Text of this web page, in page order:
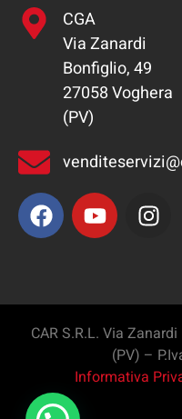
CGA
Via Zanardi
Bonfiglio, 49
27058 Voghera
(PV)
CAR S.R.L. Via
(PV) –
Informativa